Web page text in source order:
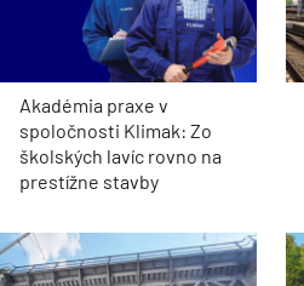
Akadémia praxe v
spoločnosti Klimak: Zo
školských lavíc rovno na
prestížne stavby